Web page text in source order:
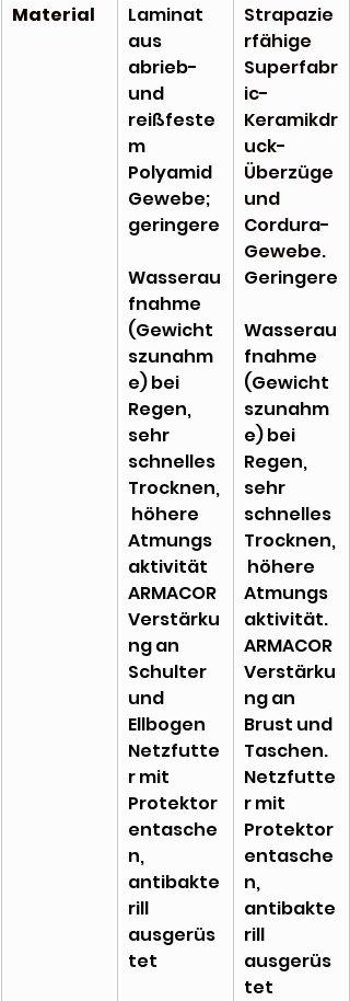
Material
Laminat
aus
abrieb-
und
reißfeste
m
Polyamid
Gewebe;
geringere
Wasserau
fnahme
(Gewicht
szunahm
e) bei
Regen,
sehr
schnelles
Trocknen,
höhere
Atmungs
aktivität
ARMACOR
Verstärku
ng an
Schulter
und
Ellbogen
Netzfutte
r mit
Protektor
entasche
n,
antibakte
rill
ausgerüs
tet
Strapazie
rfähige
Superfabr
ic-
Keramikdr
uck-
Überzüge
und
Cordura-
Gewebe.
Geringere
Wasserau
fnahme
(Gewicht
szunahm
e) bei
Regen,
sehr
schnelles
Trocknen,
höhere
Atmungs
aktivität.
ARMACOR
Verstärku
ng an
Brust und
Taschen.
Netzfutte
r mit
Protektor
entasche
n,
antibakte
rill
ausgerüs
tet